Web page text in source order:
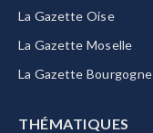
La Gazette Oise
La Gazette Moselle
La Gazette Bourgogne
THÉMATIQUES